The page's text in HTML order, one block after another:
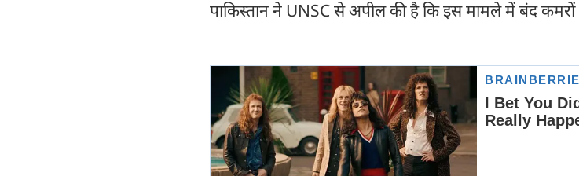
पाकिस्तान ने UNSC से अपील की है कि इस मामले में बंद कमरों